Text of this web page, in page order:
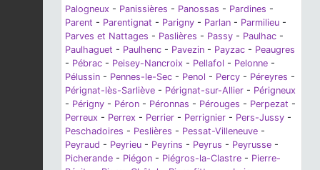
Palogneux - Panissières - Panossas - Pardines -
Parent - Parentignat - Parigny - Parlan - Parmilieu -
Parves et Nattages - Paslières - Passy - Paulhac -
Paulhaguet - Paulhenc - Pavezin - Payzac - Peaugres
- Pébrac - Peisey-Nancroix - Pellafol - Pelonne -
Pélussin - Pennes-le-Sec - Penol - Percy - Péreyres -
Pérignat-lès-Sarliève - Pérignat-sur-Allier - Périgneux
- Périgny - Péron - Péronnas - Pérouges - Perpezat -
Perreux - Perrex - Perrier - Perrignier - Pers-Jussy -
Peschadoires - Peslières - Pessat-Villeneuve -
Peyraud - Peyrieu - Peyrins - Peyrus - Peyrusse -
Picherande - Piégon - Piégros-la-Clastre - Pierre-